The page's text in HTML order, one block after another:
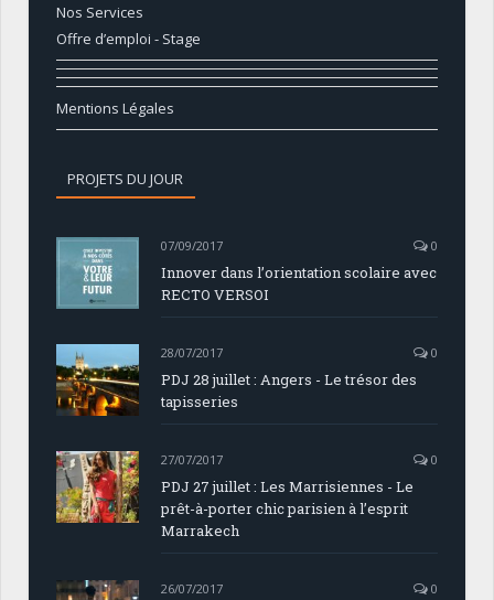
Nos Services
Offre d’emploi - Stage
Mentions Légales
PROJETS DU JOUR
07/09/2017 0
Innover dans l’orientation scolaire avec
RECTO VERSOI
28/07/2017 0
PDJ 28 juillet : Angers - Le trésor des
tapisseries
27/07/2017 0
PDJ 27 juillet : Les Marrisiennes - Le
prêt-à-porter chic parisien à l’esprit
Marrakech
26/07/2017 0